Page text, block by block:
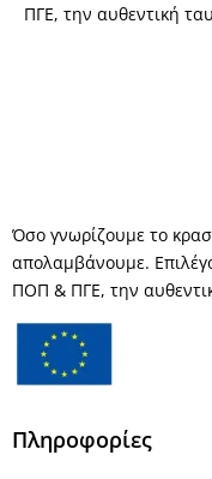
ΠΓΕ, την αυθεντική
Όσο γνωρίζουμε το
απολαμβάνουμε.
ΠΟΠ & ΠΓΕ, την
Πληροφορίες